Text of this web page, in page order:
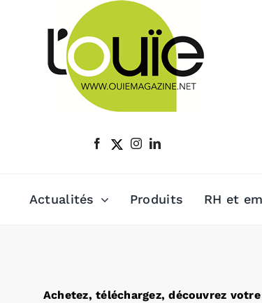
Actualités Produits RH et
Achetez, téléchargez, découvrez votre